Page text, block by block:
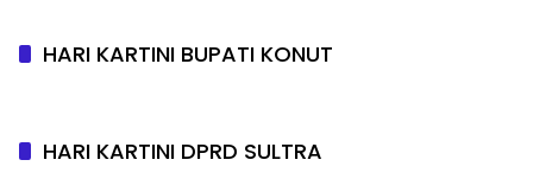
HARI KARTINI BUPATI KONUT
HARI KARTINI DPRD SULTRA